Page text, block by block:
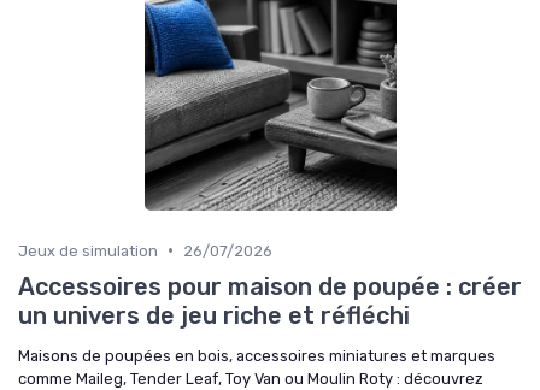
Jeux de simulation • 26/07/2026
Accessoires pour maison de poupée : créer
un univers de jeu riche et réfléchi
Maisons de poupées en bois, accessoires miniatures et marques
comme Maileg, Tender Leaf, Toy Van ou Moulin Roty : découvrez